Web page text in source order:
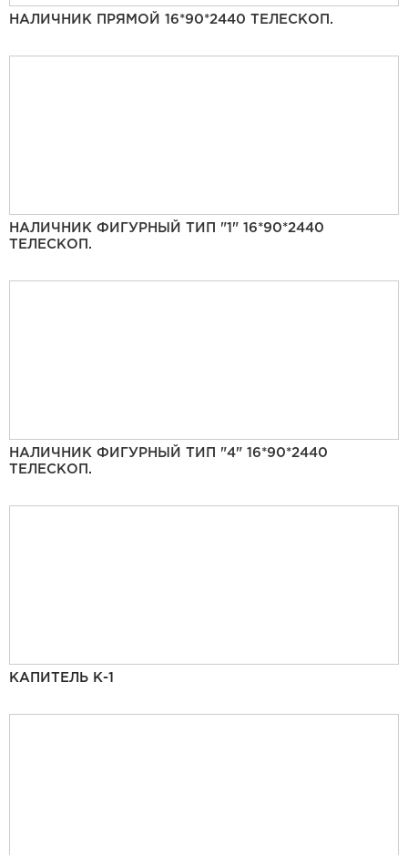
НАЛИЧНИК ПРЯМОЙ 16*90*2440 ТЕЛЕСКОП.
НАЛИЧНИК ФИГУРНЫЙ ТИП "1" 16*90*2440
ТЕЛЕСКОП.
НАЛИЧНИК ФИГУРНЫЙ ТИП "4" 16*90*2440
ТЕЛЕСКОП.
КАПИТЕЛЬ К-1